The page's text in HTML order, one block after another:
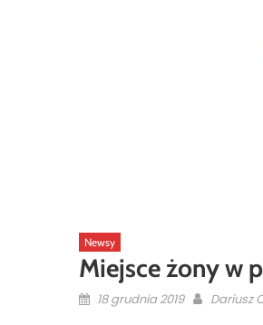
Newsy
Miejsce żony w
Posted
18 grudnia 2019 Author
Dariusz